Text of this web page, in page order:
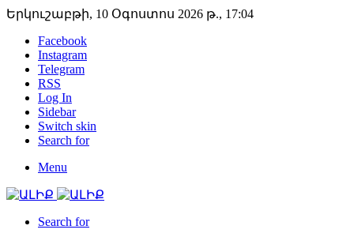
Երկուշաբթի, 10 Օգոստոս 2026 թ., 17:04
Facebook
Instagram
Telegram
RSS
Log In
Sidebar
Switch skin
Search for
Menu
Search for